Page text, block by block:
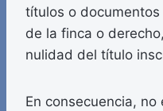
títulos o
de la finca o
nulidad del título
En consecuencia,